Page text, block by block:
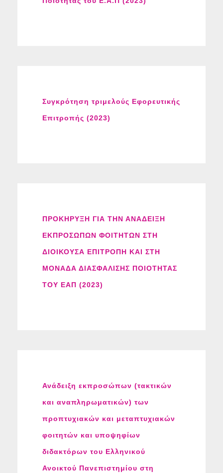
Συγκρότηση τριμελούς Εφορευτικής
Επιτροπής (2023)
ΠΡΟΚΗΡΥΞΗ ΓΙΑ ΤΗΝ ΑΝΑΔΕΙΞΗ
ΕΚΠΡΟΣΩΠΩΝ ΦΟΙΤΗΤΩΝ ΣΤΗ
ΔΙΟΙΚΟΥΣΑ ΕΠΙΤΡΟΠΗ ΚΑΙ ΣΤΗ
ΜΟΝΑΔΑ ΔΙΑΣΦΑΛΙΣΗΣ ΠΟΙΟΤΗΤΑΣ
ΤΟΥ ΕΑΠ (2023)
Ανάδειξη εκπροσώπων (τακτικών
και αναπληρωματικών) των
προπτυχιακών και μεταπτυχιακών
φοιτητών και υποψηφίων
διδακτόρων του Ελληνικού
Ανοικτού Πανεπιστημίου στη